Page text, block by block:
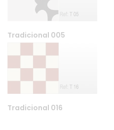
Tradicional 005
Tradicional 016